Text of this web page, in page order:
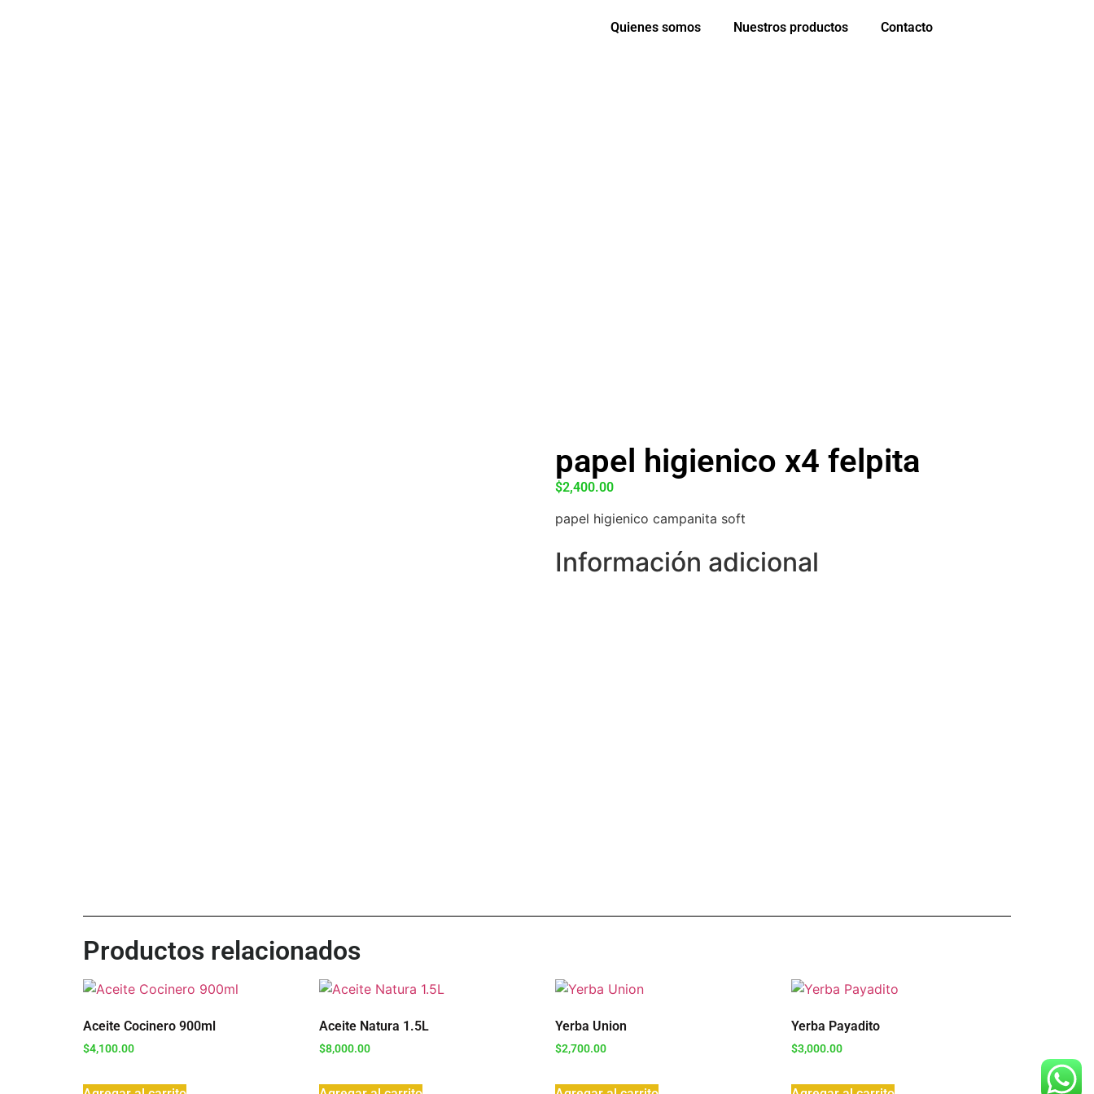
Quienes somos Nuestros productos Contacto
papel higienico x4 felpita
$2,400.00
papel higienico campanita soft
Información adicional
Productos relacionados
Aceite Cocinero 900ml
$4,100.00
Aceite Natura 1.5L
$8,000.00
Yerba Union
$2,700.00
Yerba Payadito
$3,000.00